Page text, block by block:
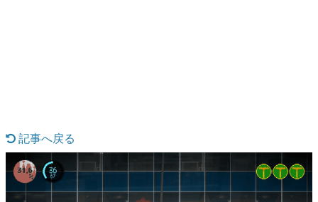
なんでゲームは面白い？
ゲーム開発者・hamatsu氏がゲームの魅力を画面や操作の
具体的な形から解き明かしていく、硬派で骨太な評論連載
です。
記事へ戻る